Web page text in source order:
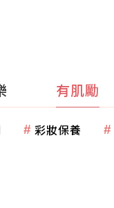
有肌勵
彩妝保養